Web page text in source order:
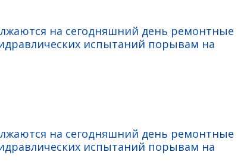
на сегодняшний день ремонтные
испытаний порывам на
на сегодняшний день ремонтные
испытаний порывам на